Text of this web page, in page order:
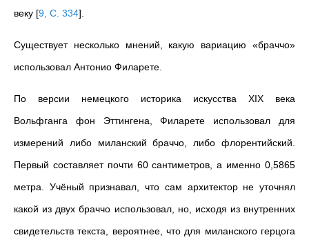
веку [9, С. 334]
Существует несколько мнений, какую вариацию «браччо»
использовал Антонио Филарете.
По версии немецкого историка искусства XIX века
Вольфганга фон Эттингена, Филарете использовал для
измерений либо миланский браччо, либо флорентийский.
Первый составляет почти 60 сантиметров, а именно 0,5865
метра. Учёный признавал, что сам архитектор не уточнял
какой из двух браччо использовал, но, исходя из внутренних
свидетельств текста, вероятнее, что для миланского герцога